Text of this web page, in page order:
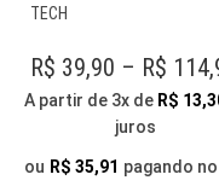
TECH
R$ 39,90 – R$
A partir de 3x de R$
juros
ou R$ 35,91 pagando no